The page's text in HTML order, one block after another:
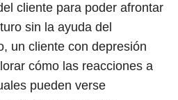
cliente para poder afrontar
sin la ayuda del
un cliente con depresión
cómo las reacciones a
pueden verse